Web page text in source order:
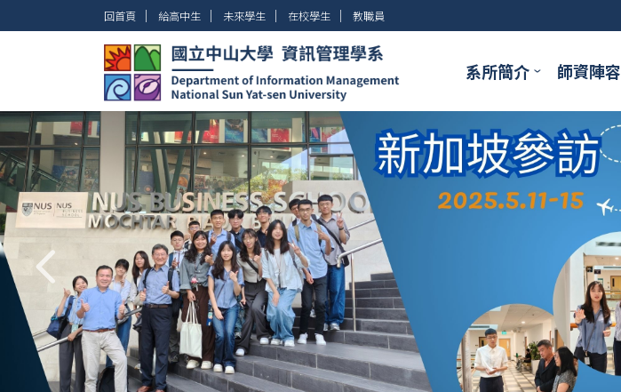
到
容
區
回首頁 │ 給高中生 │ 未來學生 │ 在校學生 │ 教職員
系所簡介 師資陣容